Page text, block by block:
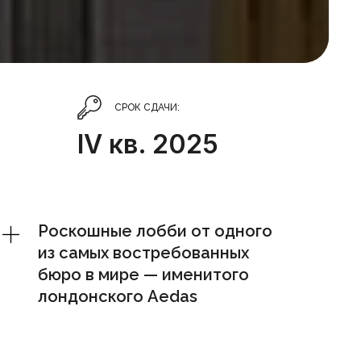
СРОК СДАЧИ:
IV кв. 2025
Роскошные лобби от одного
из самых востребованных
бюро в мире — именитого
лондонского Aedas